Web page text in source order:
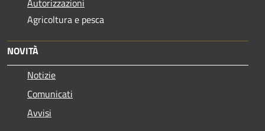
Agricoltura e pesca
NOVITÀ
Notizie
Comunicati
Avvisi